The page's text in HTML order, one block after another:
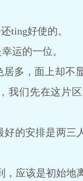
好使的。
运的一位。
，面上却不
我们先在这片
的安排是两三
应该是初始地